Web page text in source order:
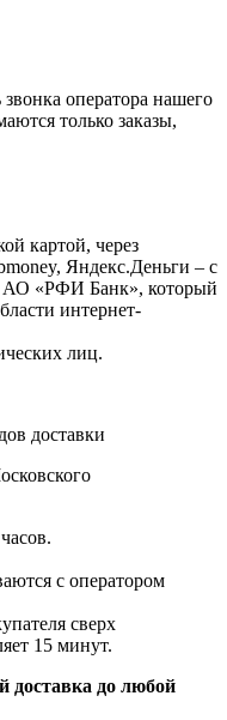
оператора нашего
только заказы,
картой, через
Яндекс.Деньги – с
АО «РФИ Банк», который
интернет-
лиц.
доставки
с оператором
сверх
15 минут.
доставка до любой